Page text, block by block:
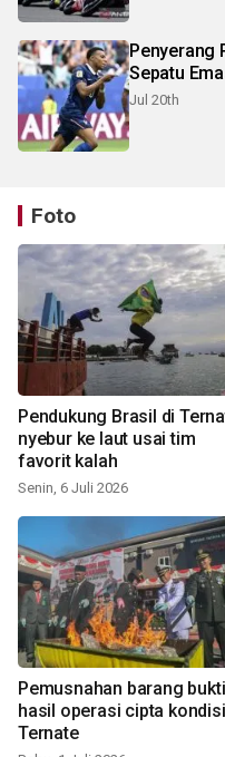
Penyerang
Sepatu
Jul 20th
Foto
Pendukung Brasil di
nyebur ke laut usai tim
favorit kalah
Senin, 6 Juli 2026
Pemusnahan barang bukti
hasil operasi cipta
Ternate